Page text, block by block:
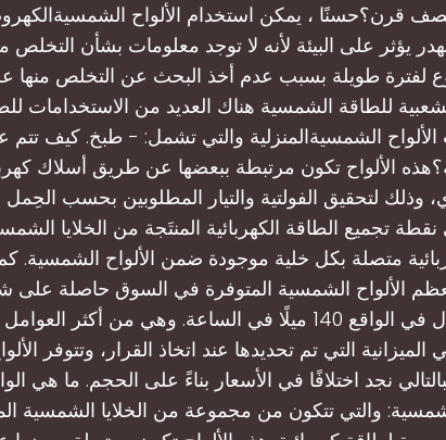
قرن؟حسنًا ، يمكن استخدام الألواح
يؤثر على البيئة لأنه لا توجد معلومات بشأن التخلص
لفترة طويلة بسبب عدم أخذ البحث عن التخلص
للطاقة الشمسية هناك العديد من الاستخدامات
الشمسيةالمنزلية والتي تشمل: - طبخ. كيف تتم
الألواح تكون مرتبطة ببعضها عن طريق أسلاك
وذلك لتحقيق الفولتية والتيار المطلوبين بحسب الحِمل
تجميع الطاقة الكهربائية المنتَجة من الخلايا
متصلة بكل خلية موجودة ضمن الألواح الشمسية.
باسكال، أي ما يعادل في الواقع 140 ميلًا في الساعة. وهي من أكثر
التي تم تحديدها عند اتخاذ القرار، وتتوفر
نجد اختلافًا في الأسعار بناءً على الحجم. ما هي
والتي تتكون من مجموعة من الخلايا الشمسية